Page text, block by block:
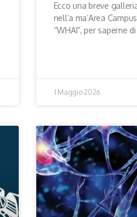
Ecco una breve
nell’a ma’Area
“WHAI”, per saperne
1 Maggio 2026